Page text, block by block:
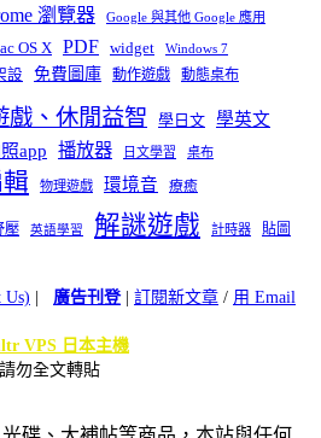
瀏覽器 Google 與其他 Google 應用
OS X PDF widget Windows 7
設 免費圖庫 動作遊戲 動態桌布
戲、休閒益智 學日文 學英文
app 播放器 日文學習 桌布
物理遊戲 環境音 療癒
壓 英語學習 解謎遊戲 計時器
貼圖
Us) 廣告刊登| 訂閱新文章 / 用 Email
VPS 日本主機
勿全文轉貼